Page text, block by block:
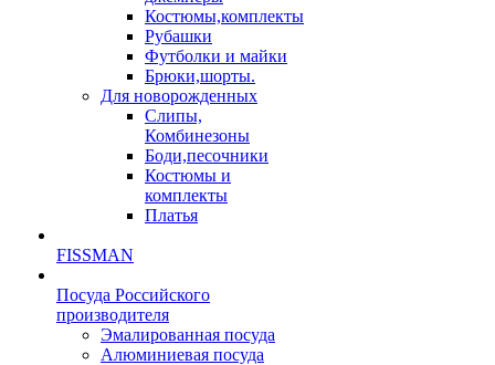
Костюмы,комплекты
Рубашки
Футболки и майки
Брюки,шорты.
Для новорожденных
Слипы,
Комбинезоны
Боди,песочники
Костюмы и
комплекты
Платья
FISSMAN
Посуда Российского
производителя
Эмалированная посуда
Алюминиевая посуда